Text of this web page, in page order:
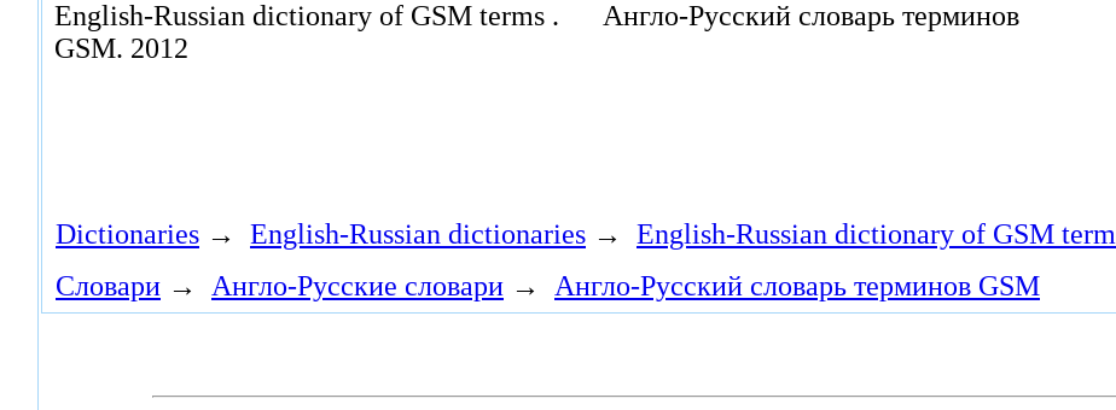
English-Russian dictionary of GSM terms .
Англо-Русский словарь терминов
GSM. 2012
Dictionaries → English-Russian dictionaries →
English-Russian dictionary of GSM
Словари → Англо-Русские словари → Англо-Русский словарь терминов GSM